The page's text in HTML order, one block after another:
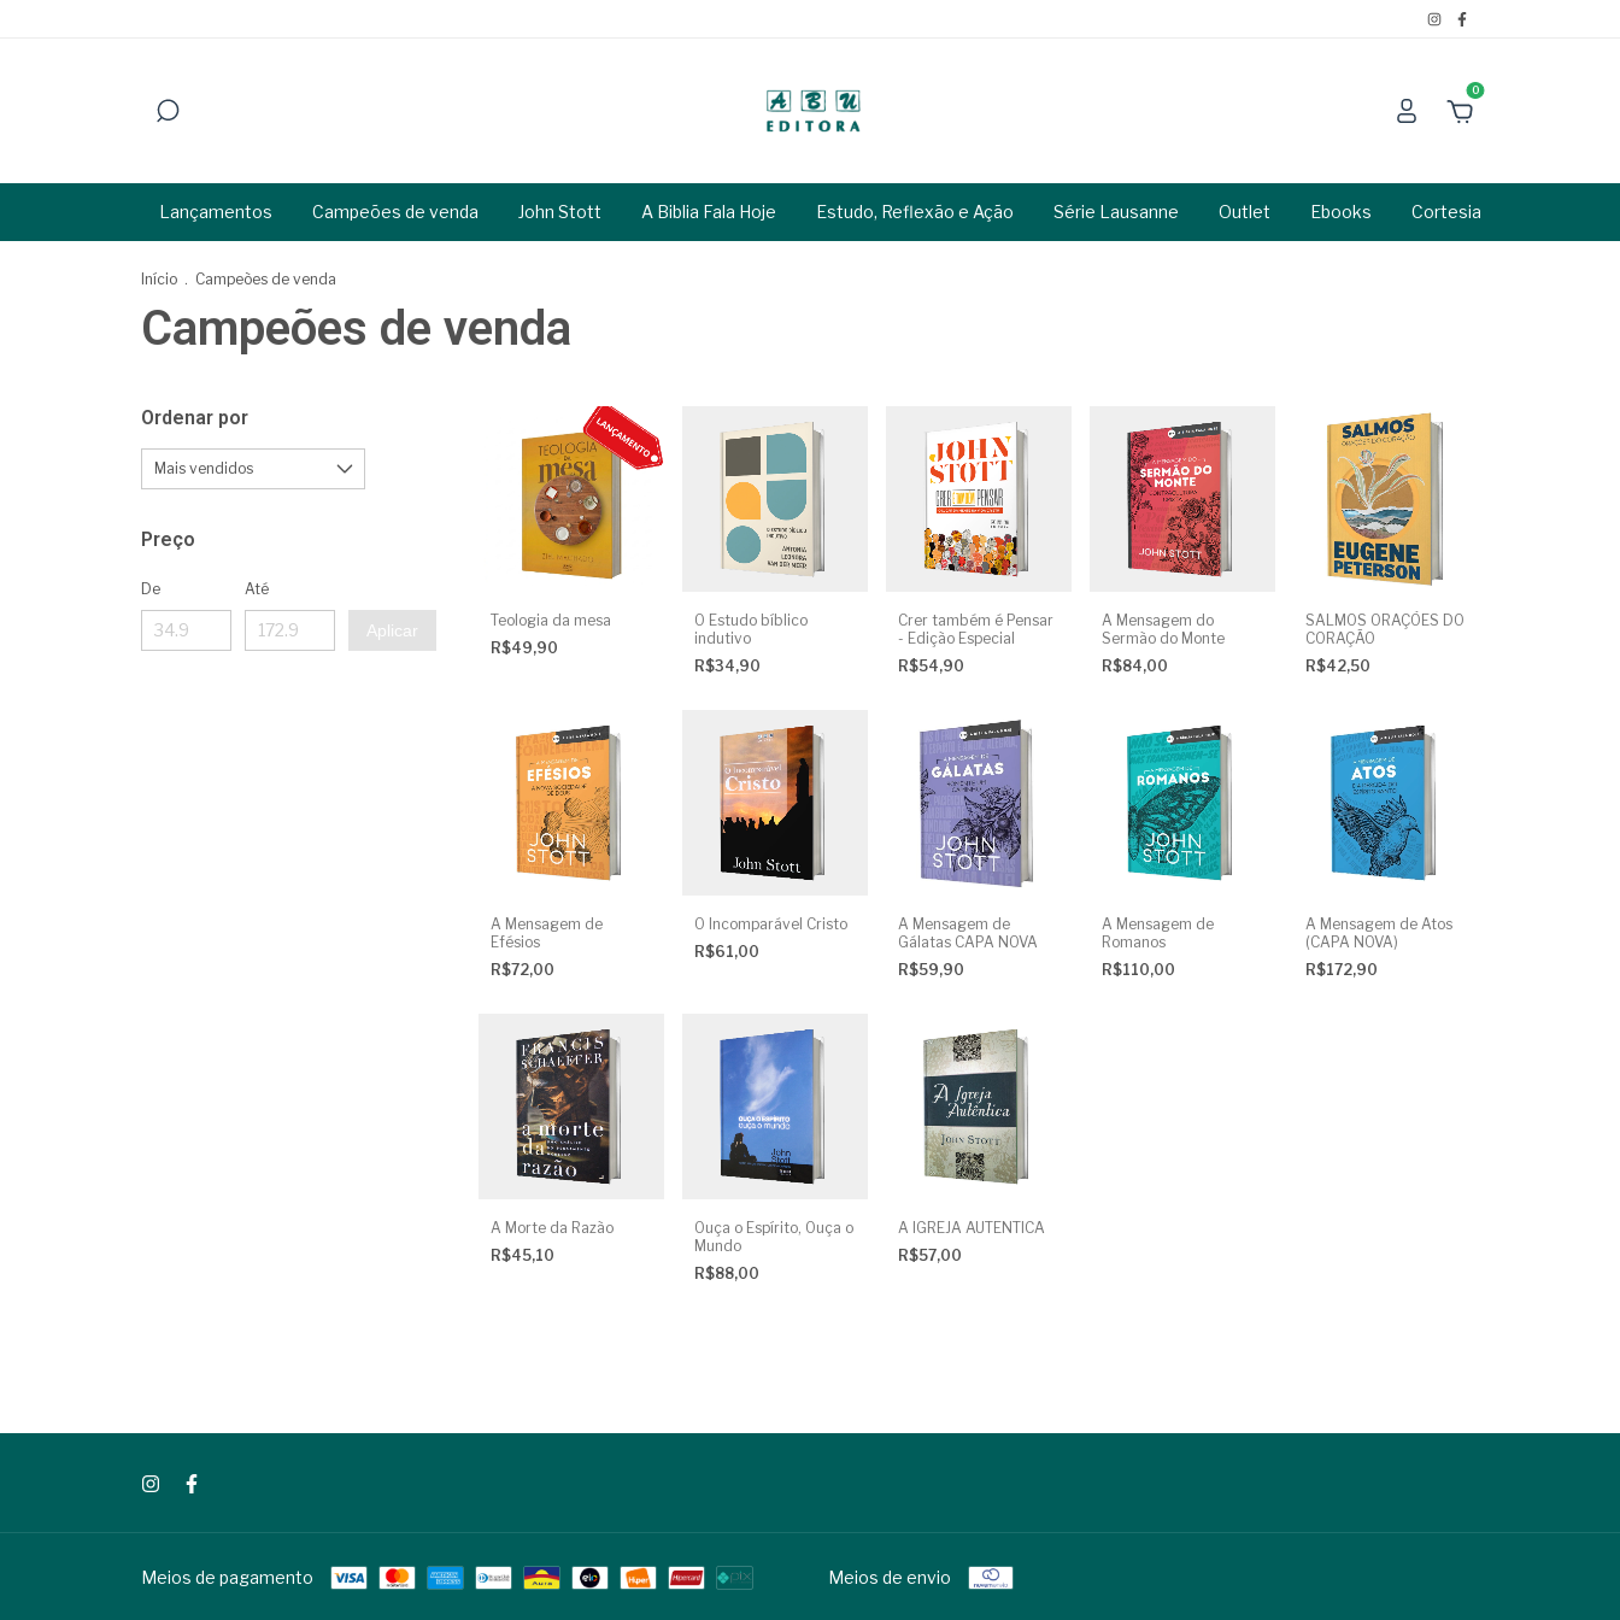
0
Lançamentos Campeões de venda John Stott A Biblia Fala Hoje Estudo, Reflexão e Ação Série Lausanne Outlet Ebooks Cortesia
Início . Campeões de venda
Campeões de venda
Ordenar por
Preço
De Até
Aplicar
Teologia da mesa
R$49,90
O Estudo bíblico
indutivo
R$34,90
Crer também é Pensar
- Edição Especial
R$54,90
A Mensagem do
Sermão do Monte
R$84,00
SALMOS ORAÇÕES DO
CORAÇÃO
R$42,50
A Mensagem de
Efésios
R$72,00
O Incomparável Cristo
R$61,00
A Mensagem de
Gálatas CAPA NOVA
R$59,90
A Mensagem de
Romanos
R$110,00
A Mensagem de Atos
(CAPA NOVA)
R$172,90
A Morte da Razão
R$45,10
Ouça o Espírito, Ouça o
Mundo
R$88,00
A IGREJA AUTENTICA
R$57,00
Meios de pagamento Meios de envio